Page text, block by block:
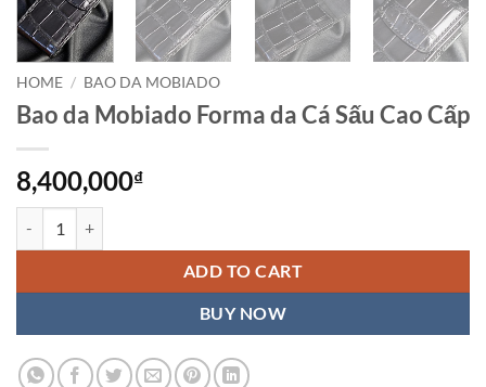
HOME / BAO DA MOBIADO
Bao da Mobiado Forma da Cá Sấu Cao Cấp
8,400,000₫
ADD TO CART
BUY NOW